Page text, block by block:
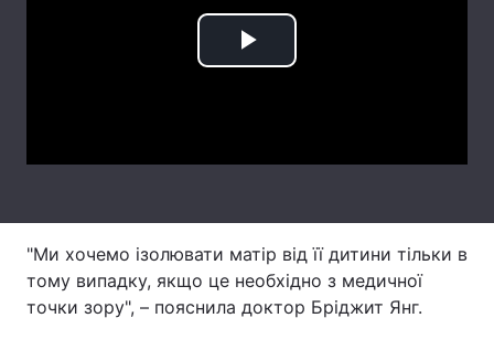
Вакансії
Play
"Ми хочемо ізолювати матір від її дитини тільки в
тому випадку, якщо це необхідно з медичної
точки зору", – пояснила доктор Бріджит Янг.